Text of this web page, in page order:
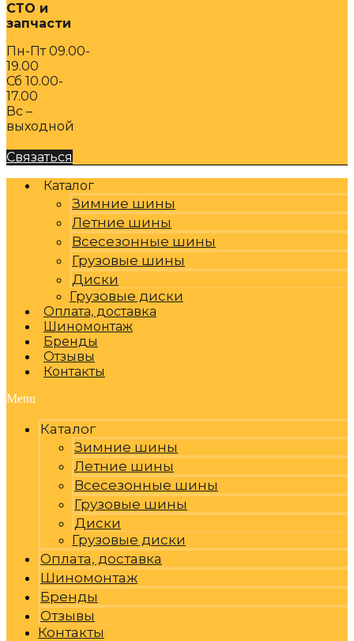
СТО и
запчасти
Пн-Пт 09.00-
19.00
Сб 10.00-
17.00
Вс –
выходной
Связаться
Каталог
Зимние шины
Летние шины
Всесезонные шины
Грузовые шины
Диски
Грузовые диски
Оплата, доставка
Шиномонтаж
Бренды
Отзывы
Контакты
Menu
Каталог
Зимние шины
Летние шины
Всесезонные шины
Грузовые шины
Диски
Грузовые диски
Оплата, доставка
Шиномонтаж
Бренды
Отзывы
Контакты